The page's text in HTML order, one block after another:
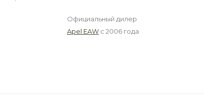
Официальный дилер
Apel EAW с 2006 года